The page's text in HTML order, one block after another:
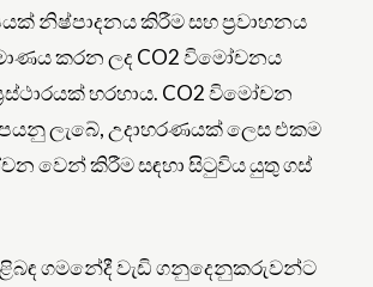
නිෂ්පාදනය කිරීම සහ ප්‍රවාහනය
කරන ලද CO2 විමෝචනය
හරහාය. CO2 විමෝචන
ලැබේ, උදාහරණයක් ලෙස එකම
වෙන් කිරීම සඳහා සිටුවිය යුතු ගස්
ගමනේදී වැඩි ගනුදෙනුකරුවන්ට